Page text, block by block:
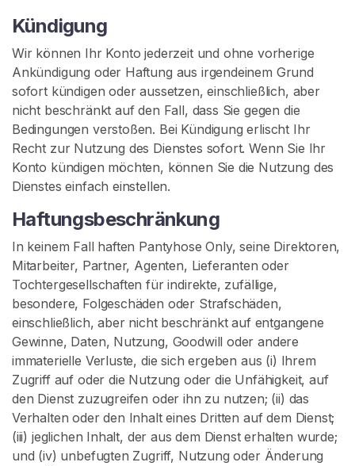
Kündigung
Wir können Ihr Konto jederzeit und ohne vorherige
Ankündigung oder Haftung aus irgendeinem Grund
sofort kündigen oder aussetzen, einschließlich, aber
nicht beschränkt auf den Fall, dass Sie gegen die
Bedingungen verstoßen. Bei Kündigung erlischt Ihr
Recht zur Nutzung des Dienstes sofort. Wenn Sie Ihr
Konto kündigen möchten, können Sie die Nutzung des
Dienstes einfach einstellen.
Haftungsbeschränkung
In keinem Fall haften Pantyhose Only, seine Direktoren,
Mitarbeiter, Partner, Agenten, Lieferanten oder
Tochtergesellschaften für indirekte, zufällige,
besondere, Folgeschäden oder Strafschäden,
einschließlich, aber nicht beschränkt auf entgangene
Gewinne, Daten, Nutzung, Goodwill oder andere
immaterielle Verluste, die sich ergeben aus (i) Ihrem
Zugriff auf oder die Nutzung oder die Unfähigkeit, auf
den Dienst zuzugreifen oder ihn zu nutzen; (ii) das
Verhalten oder den Inhalt eines Dritten auf dem Dienst;
(iii) jeglichen Inhalt, der aus dem Dienst erhalten wurde;
und (iv) unbefugten Zugriff, Nutzung oder Änderung